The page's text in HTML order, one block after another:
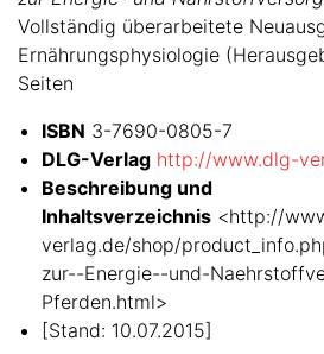
Vollständig überarbeitete
Ernährungsphysiologie
Seiten
ISBN 3-7690-0805-7
DLG-Verlag http://www.dlg-
Beschreibung und
Inhaltsverzeichnis <http://
verlag.de/shop/
zur--Energie--und-
Pferden.html>
[Stand: 10.07.2015]